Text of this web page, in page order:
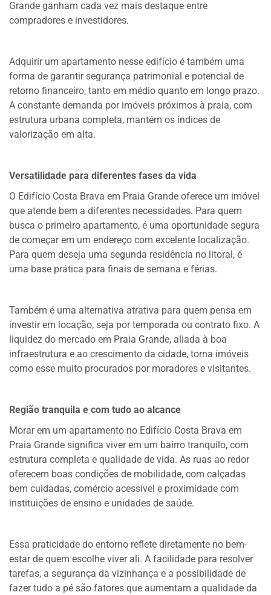
Grande ganham cada vez mais destaque entre
compradores e investidores.
Adquirir um apartamento nesse edifício é também uma
forma de garantir segurança patrimonial e potencial de
retorno financeiro, tanto em médio quanto em longo prazo.
A constante demanda por imóveis próximos à praia, com
estrutura urbana completa, mantém os índices de
valorização em alta.
Versatilidade para diferentes fases da vida
O Edifício Costa Brava em Praia Grande oferece um imóvel
que atende bem a diferentes necessidades. Para quem
busca o primeiro apartamento, é uma oportunidade segura
de começar em um endereço com excelente localização.
Para quem deseja uma segunda residência no litoral, é
uma base prática para finais de semana e férias.
Também é uma alternativa atrativa para quem pensa em
investir em locação, seja por temporada ou contrato fixo. A
liquidez do mercado em Praia Grande, aliada à boa
infraestrutura e ao crescimento da cidade, torna imóveis
como esse muito procurados por moradores e visitantes.
Região tranquila e com tudo ao alcance
Morar em um apartamento no Edifício Costa Brava em
Praia Grande significa viver em um bairro tranquilo, com
estrutura completa e qualidade de vida. As ruas ao redor
oferecem boas condições de mobilidade, com calçadas
bem cuidadas, comércio acessível e proximidade com
instituições de ensino e unidades de saúde.
Essa praticidade do entorno reflete diretamente no bem-
estar de quem escolhe viver ali. A facilidade para resolver
tarefas, a segurança da vizinhança e a possibilidade de
fazer tudo a pé são fatores que aumentam a qualidade da